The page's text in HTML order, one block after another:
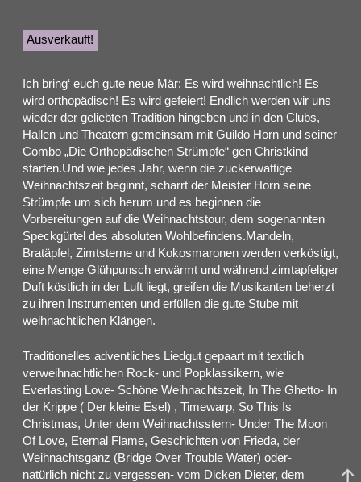
Ausverkauft!
Ich bring‘ euch gute neue Mär: Es wird weihnachtlich! Es
wird orthopädisch! Es wird gefeiert! Endlich werden wir uns
wieder der geliebten Tradition hingeben und in den Clubs,
Hallen und Theatern gemeinsam mit Guildo Horn und seiner
Combo „Die Orthopädischen Strümpfe“ gen Christkind
starten.Und wie jedes Jahr, wenn die zuckerwattige
Weihnachtszeit beginnt, scharrt der Meister Horn seine
Strümpfe um sich herum und es beginnen die
Vorbereitungen auf die Weihnachtstour, dem sogenannten
Speckgürtel des absoluten Wohlbefindens.Mandeln,
Bratäpfel, Zimtsterne und Kokosmaronen werden verköstigt,
eine Menge Glühpunsch erwärmt und während zimtapfeliger
Duft köstlich in der Luft liegt, greifen die Musikanten beherzt
zu ihren Instrumenten und erfüllen die gute Stube mit
weihnachtlichen Klängen.
Traditionelles adventliches Liedgut gepaart mit textlich
verweihnachtlichen Rock- und Popklassikern, wie
Everlasting Love- Schöne Weihnachtszeit, In The Ghetto- In
der Krippe ( Der kleine Esel) , Timewarp, So This Is
Christmas, Unter dem Weihnachtsstern- Under The Moon
Of Love, Eternal Flame, Geschichten von Frieda, der
Weihnachtsganz (Bridge Over Trouble Water) oder-
natürlich nicht zu vergessen- vom Dicken Dieter, dem